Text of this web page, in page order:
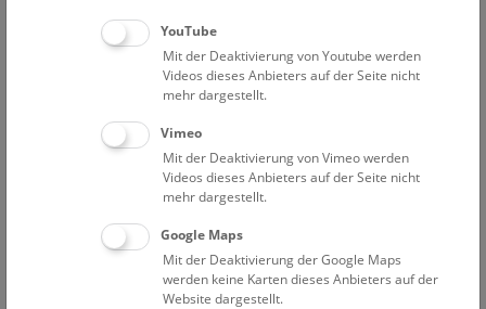
Mag. Markus Roboch
Geschäftsführer des NHM Wien
Ing. Wolfgang Hesoun, CEO Siemens AG Österreich
Es erwartet Sie eine Tiefspeicher-Führung mit
, Herpetologische Sammlung des NHM Wien,
und ein Blick „hinter die Kulissen“ der Sammlung von
Amphibien und Reptilien sowie eine Präsentation der
Technischen Einrichtungen mit
Gebäudetechnik Wien, Siemens AG Österreich, sowie
Muhammed SungurundBernhard Biergl, Haustechnik
YouTube
Mit der Deaktivierung von Youtube werden
Videos dieses Anbieters auf der Seite nicht
mehr dargestellt.
Vimeo
Mit der Deaktivierung von Vimeo werden
Videos dieses Anbieters auf der Seite nicht
mehr dargestellt.
Google Maps
Mit der Deaktivierung der Google Maps
werden keine Karten dieses Anbieters auf der
Website dargestellt.